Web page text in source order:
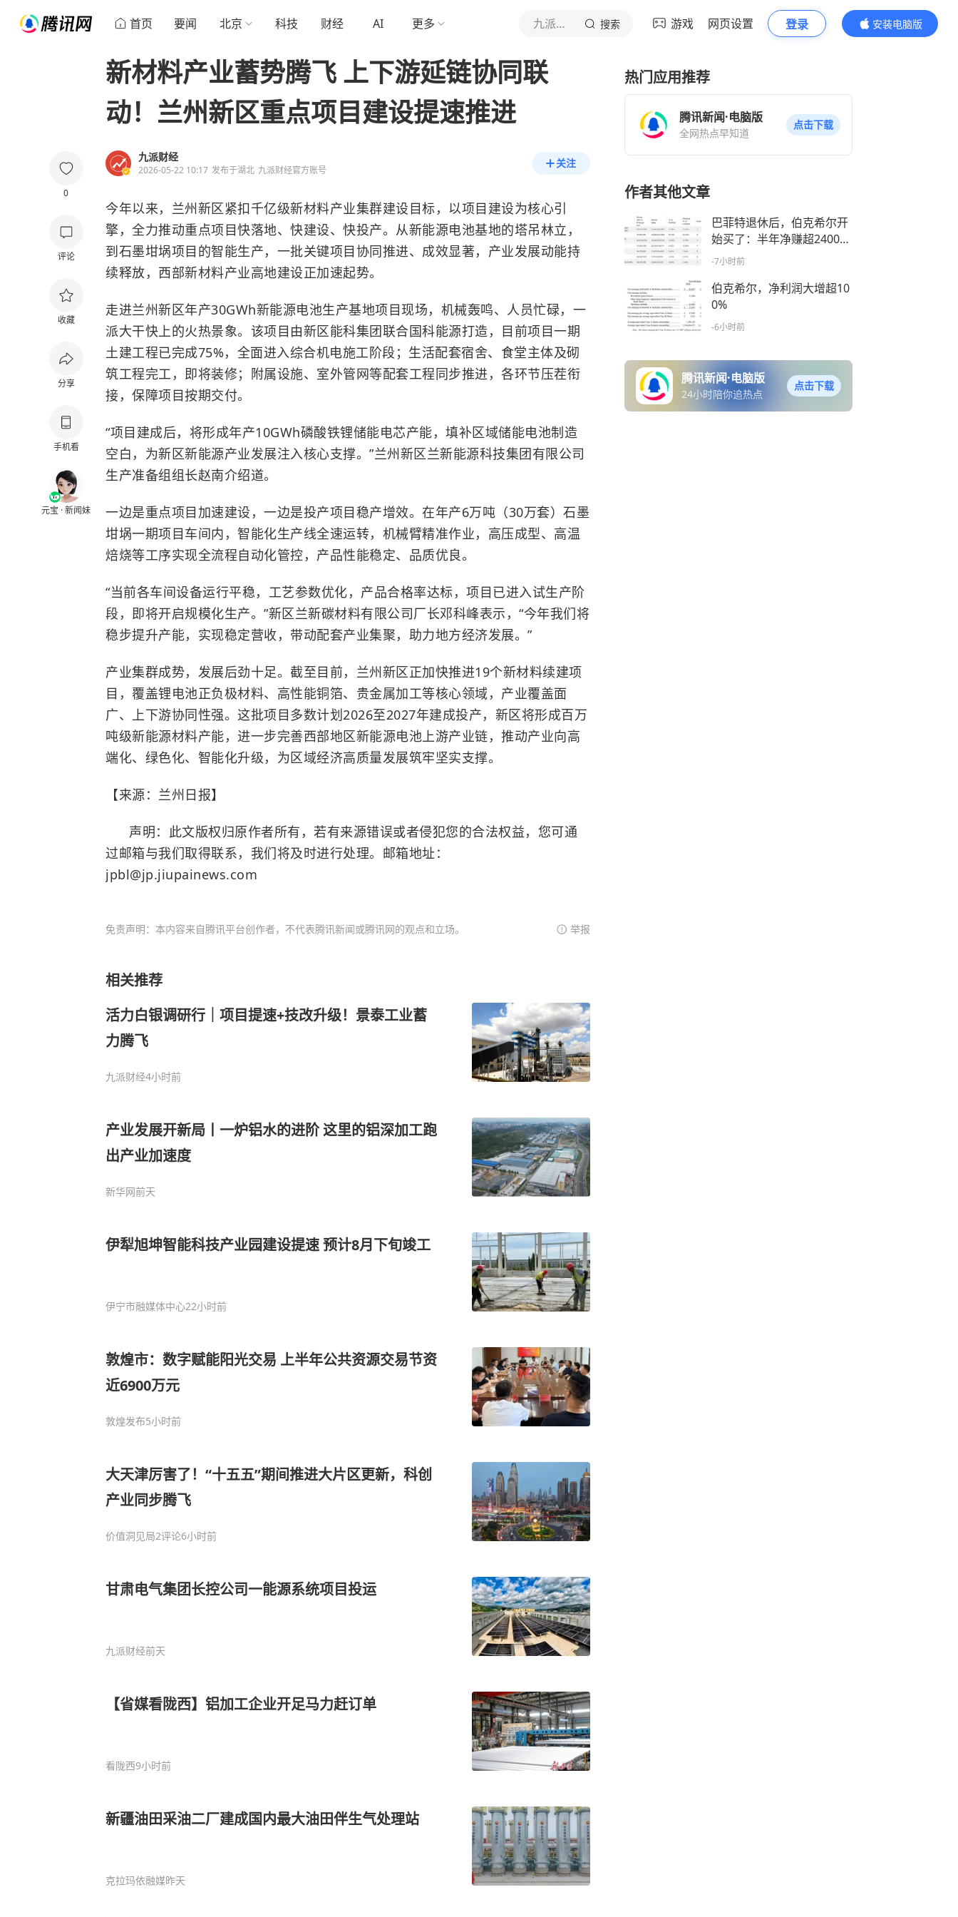
首页 要闻 北京 科技 财经 AI 更多 九派财经 搜索 游戏 网页设置 登录
安装电脑版
内容更精彩
0
评论
收藏
分享
手机看
元宝 · 新闻妹
新材料产业蓄势腾飞 上下游延链协同联
动！兰州新区重点项目建设提速推进
九派财经
2026-05-22 10:17 发布于湖北 九派财经官方账号
关注
今年以来，兰州新区紧扣千亿级新材料产业集群建设目标，以项目建设为核心引
擎，全力推动重点项目快落地、快建设、快投产。从新能源电池基地的塔吊林立，
到石墨坩埚项目的智能生产，一批关键项目协同推进、成效显著，产业发展动能持
续释放，西部新材料产业高地建设正加速起势。
走进兰州新区年产30GWh新能源电池生产基地项目现场，机械轰鸣、人员忙碌，一
派大干快上的火热景象。该项目由新区能科集团联合国科能源打造，目前项目一期
土建工程已完成75%，全面进入综合机电施工阶段；生活配套宿舍、食堂主体及砌
筑工程完工，即将装修；附属设施、室外管网等配套工程同步推进，各环节压茬衔
接，保障项目按期交付。
“项目建成后，将形成年产10GWh磷酸铁锂储能电芯产能，填补区域储能电池制造
空白，为新区新能源产业发展注入核心支撑。”兰州新区兰新能源科技集团有限公司
生产准备组组长赵南介绍道。
一边是重点项目加速建设，一边是投产项目稳产增效。在年产6万吨（30万套）石墨
坩埚一期项目车间内，智能化生产线全速运转，机械臂精准作业，高压成型、高温
焙烧等工序实现全流程自动化管控，产品性能稳定、品质优良。
“当前各车间设备运行平稳，工艺参数优化，产品合格率达标，项目已进入试生产阶
段，即将开启规模化生产。”新区兰新碳材料有限公司厂长邓科峰表示，“今年我们将
稳步提升产能，实现稳定营收，带动配套产业集聚，助力地方经济发展。”
产业集群成势，发展后劲十足。截至目前，兰州新区正加快推进19个新材料续建项
目，覆盖锂电池正负极材料、高性能铜箔、贵金属加工等核心领域，产业覆盖面
广、上下游协同性强。这批项目多数计划2026至2027年建成投产，新区将形成百万
吨级新能源材料产能，进一步完善西部地区新能源电池上游产业链，推动产业向高
端化、绿色化、智能化升级，为区域经济高质量发展筑牢坚实支撑。
【来源：兰州日报】
声明：此文版权归原作者所有，若有来源错误或者侵犯您的合法权益，您可通
过邮箱与我们取得联系，我们将及时进行处理。邮箱地址：
jpbl@jp.jiupainews.com
免责声明：本内容来自腾讯平台创作者，不代表腾讯新闻或腾讯网的观点和立场。 举报
相关推荐
活力白银调研行｜项目提速+技改升级！景泰工业蓄
力腾飞
九派财经4小时前
产业发展开新局丨一炉铝水的进阶 这里的铝深加工跑
出产业加速度
新华网前天
伊犁旭坤智能科技产业园建设提速 预计8月下旬竣工
伊宁市融媒体中心22小时前
敦煌市：数字赋能阳光交易 上半年公共资源交易节资
近6900万元
敦煌发布5小时前
大天津厉害了！“十五五”期间推进大片区更新，科创
产业同步腾飞
价值洞见局2评论6小时前
甘肃电气集团长控公司一能源系统项目投运
九派财经前天
【省媒看陇西】铝加工企业开足马力赶订单
看陇西9小时前
新疆油田采油二厂建成国内最大油田伴生气处理站
克拉玛依融媒昨天
热门应用推荐
腾讯新闻·电脑版
全网热点早知道
点击下载
作者其他文章
巴菲特退休后，伯克希尔开
始买了：半年净赚超2400亿
元，暴增超110%，前五大
-7小时前
伯克希尔，净利润大增超10
0%
-6小时前
腾讯新闻·电脑版
24小时陪你追热点
点击下载